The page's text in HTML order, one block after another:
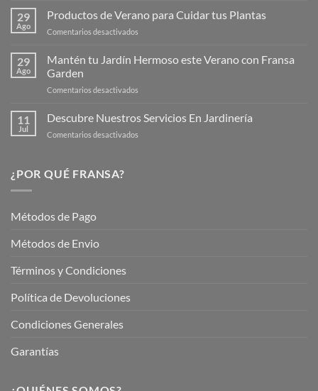
Nueva
de
29
Ago
Productos de Verano para Cuidar tus Plantas
Comentarios desactivados
de
Verano
Plantas
29
Ago
Mantén tu Jardín Hermoso este Verano con Fransa
Garden
Comentarios desactivados
tu
Jardín
11
Jul
Descubre Nuestros Servicios En Jardinería
Comentarios desactivados
¿POR QUÉ FRANSA?
Métodos de Pago
Métodos de Envio
Términos y Condiciones
Política de Devoluciones
Condiciones Generales
Garantías